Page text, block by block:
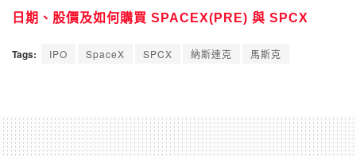
日期、股價及如何購買 SPACEX(PRE) 與 SPCX
Tags: IPO SpaceX SPCX 納斯達克 馬斯克